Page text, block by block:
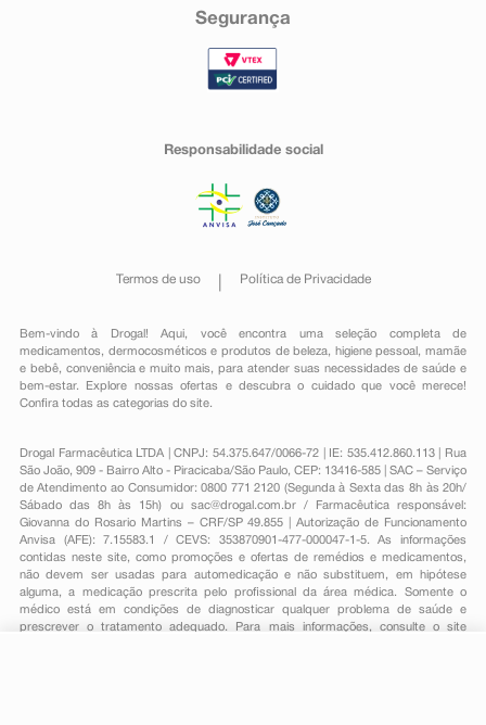
Segurança
Responsabilidade social
Termos de uso Política de Privacidade
Bem-vindo à Drogal! Aqui, você encontra uma seleção completa de
medicamentos , dermocosméticos e produtos de beleza, higiene pessoal ,mamãe
e bebê, conveniênciae muito mais, para atender suas necessidades de saúde e
bem-estar. Explore nossas ofertas e descubra o cuidado que você merece!
Confira todas as categorias do site.
Drogal Farmacêutica LTDA | CNPJ: 54.375.647/0066-72 | IE: 535.412.860.113 | Rua
São João, 909 - Bairro Alto - Piracicaba/São Paulo, CEP: 13416-585 | SAC – Serviço
de Atendimento ao Consumidor: 0800 771 2120 (Segunda à Sexta das 8h às 20h/
Sábado das 8h às 15h) ou sac@drogal.com.br/ Farmacêutica responsável:
Giovanna do Rosario Martins – CRF/SP 49.855 | Autorização de Funcionamento
Anvisa (AFE): 7.15583.1 / CEVS: 353870901-477-000047-1-5. As informações
contidas neste site, como promoções e ofertas de remédios e medicamentos,
não devem ser usadas para automedicação e não substituem, em hipótese
alguma, a medicação prescrita pelo profissional da área médica. Somente o
médico está em condições de diagnosticar qualquer problema de saúde e
prescrever o tratamento adequado. Para mais informações, consulte o site